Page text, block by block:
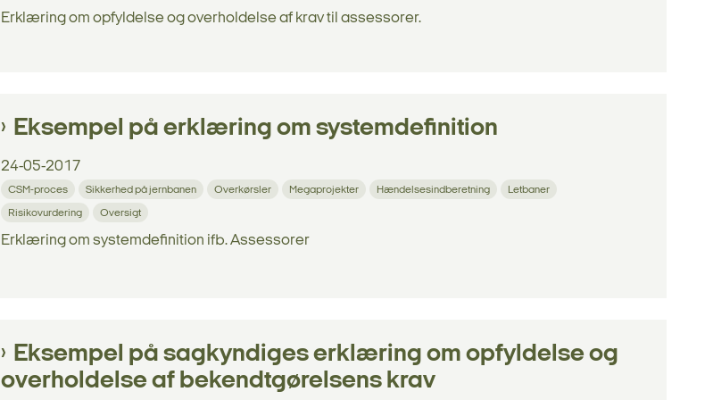
Erklæring om opfyldelse og overholdelse af krav til assessorer.
Eksempel på erklæring om systemdefinition
24-05-2017
CSM-proces Sikkerhed på jernbanen Overkørsler Megaprojekter Hændelsesindberetning Letbaner
Risikovurdering Oversigt
Erklæring om systemdefinition ifb. Assessorer
Eksempel på sagkyndiges erklæring om opfyldelse og
overholdelse af bekendtgørelsens krav